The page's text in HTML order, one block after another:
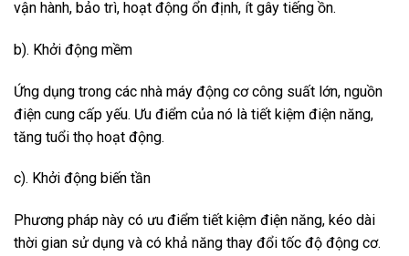
vận hành, bảo trì, hoạt động ổn định, ít gây tiếng ồn.
b). Khởi động mềm
Ứng dụng trong các nhà máy động cơ công suất lớn, nguồn
điện cung cấp yếu. Ưu điểm của nó là tiết kiệm điện năng,
tăng tuổi thọ hoạt động.
c). Khởi động biến tần
Phương pháp này có ưu điểm tiết kiệm điện năng, kéo dài
thời gian sử dụng và có khả năng thay đổi tốc độ động cơ.